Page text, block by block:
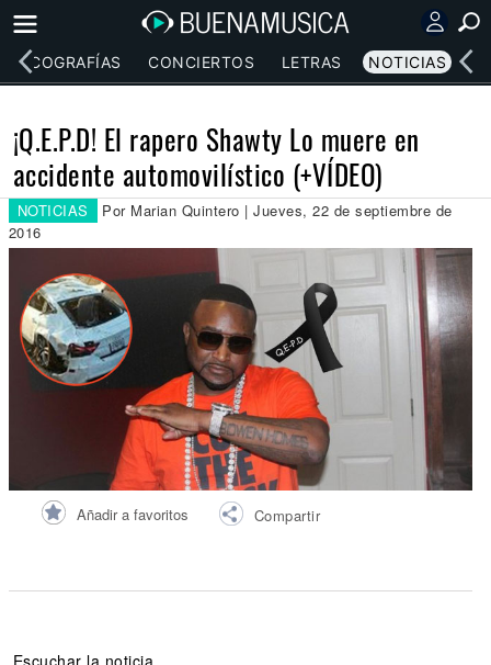
DISCOGRAFÍAS CONCIERTOS LETRAS NOTICIAS
¡Q.E.P.D! El rapero Shawty Lo muere en
accidente automovilístico (+VÍDEO)
NOTICIAS
Por Marian Quintero | Jueves, 22 de septiembre de
2016
Añadir a favoritos Compartir